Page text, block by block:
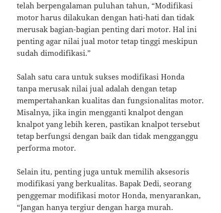
telah berpengalaman puluhan tahun, “Modifikasi
motor harus dilakukan dengan hati-hati dan tidak
merusak bagian-bagian penting dari motor. Hal ini
penting agar nilai jual motor tetap tinggi meskipun
sudah dimodifikasi.”
Salah satu cara untuk sukses modifikasi Honda
tanpa merusak nilai jual adalah dengan tetap
mempertahankan kualitas dan fungsionalitas motor.
Misalnya, jika ingin mengganti knalpot dengan
knalpot yang lebih keren, pastikan knalpot tersebut
tetap berfungsi dengan baik dan tidak mengganggu
performa motor.
Selain itu, penting juga untuk memilih aksesoris
modifikasi yang berkualitas. Bapak Dedi, seorang
penggemar modifikasi motor Honda, menyarankan,
“Jangan hanya tergiur dengan harga murah.